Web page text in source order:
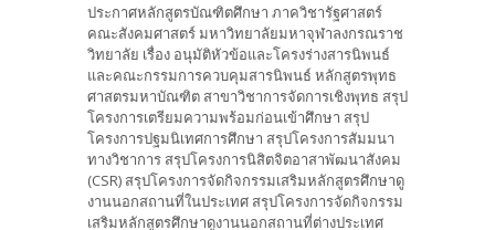
ประกาศหลักสูตรบัณฑิตศึกษา ภาควิชารัฐศาสตร์
คณะสังคมศาสตร์ มหาวิทยาลัยมหาจุฬาลงกรณราช
วิทยาลัย เรื่อง อนุมัติหัวข้อและโครงร่างสารนิพนธ์
และคณะกรรมการควบคุมสารนิพนธ์ หลักสูตรพุทธ
ศาสตรมหาบัณฑิต สาขาวิชาการจัดการเชิงพุทธ สรุป
โครงการเตรียมความพร้อมก่อนเข้าศึกษา สรุป
โครงการปฐมนิเทศการศึกษา สรุปโครงการสัมมนา
ทางวิชาการ สรุปโครงการ​นิสิต​จิต​อาสา​พัฒนา​สังคม​
(CSR)​ สรุปโครงการจัดกิจกรรมเสริมหลักสูตรศึกษาดู
งานนอกสถานที่ในประเทศ สรุปโครงการจัดกิจกรรม
เสริมหลักสูตรศึกษาดูงานนอกสถานที่ต่างประเทศ